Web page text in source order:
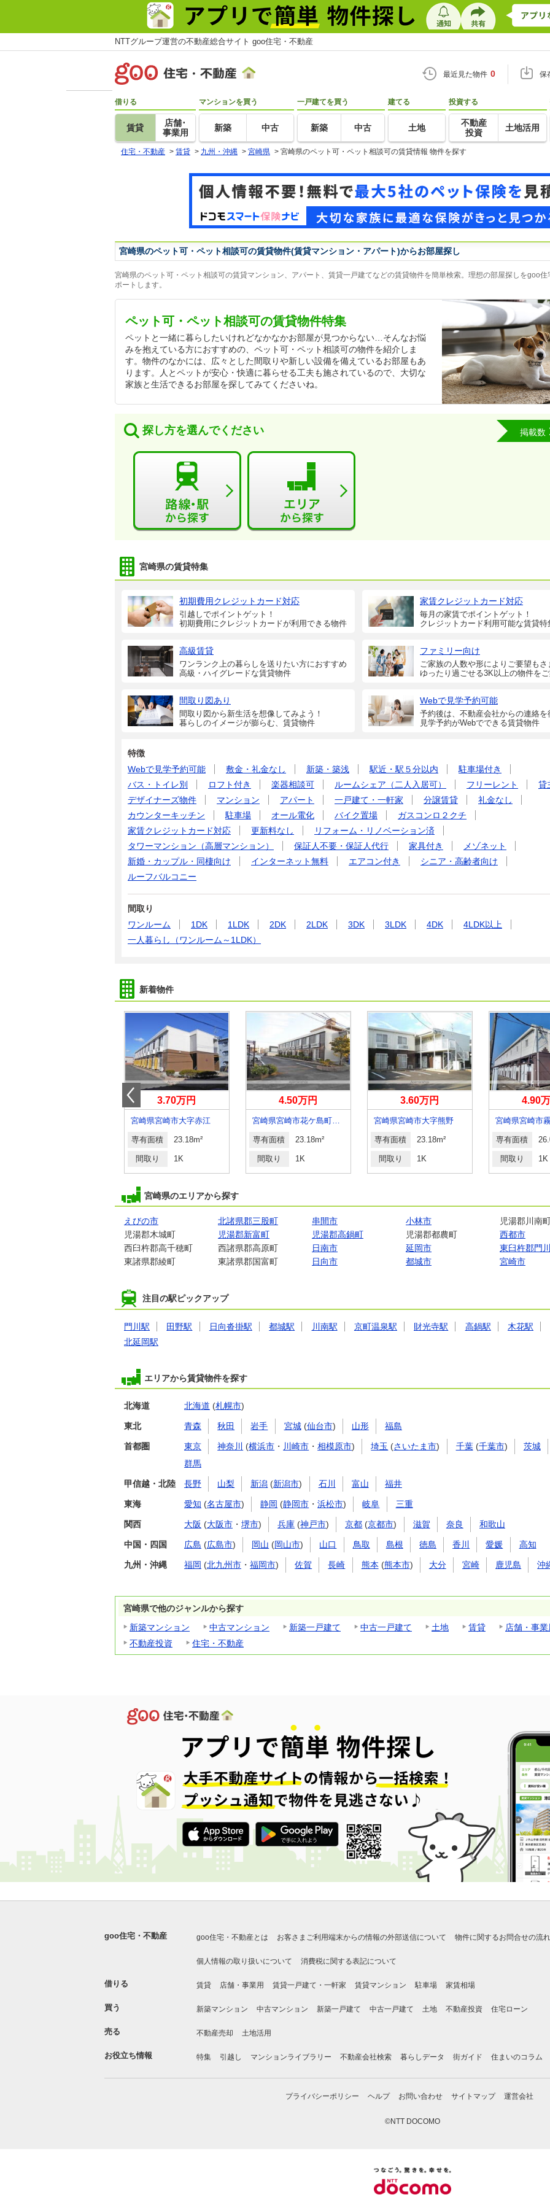
NTTグループ運営の不動産総合サイト goo住宅・不動産
最近見た物件 0 保
借りる
賃貸
店舗･
事業用
マンションを買う
新築 中古
一戸建てを買う
新築 中古
建てる
土地
投資する
不動産
投資
土地活用
住宅・不動産 > 賃貸 > 九州・沖縄 > 宮崎県 > 宮崎県のペット可・ペット相談可の賃貸情報 物件を探す
宮崎県のペット可・ペット相談可の賃貸物件(賃貸マンション・アパート)からお部屋探し
宮崎県のペット可・ペット相談可の賃貸マンション、アパート、賃貸一戸建てなどの賃貸物件を簡単検索。理想の部屋探しをgoo住
ポートします。
ペット可・ペット相談可の賃貸物件特集
ペットと一緒に暮らしたいけれどなかなかお部屋が見つからない…そんなお悩
みを抱えている方におすすめの、ペット可・ペット相談可の物件を紹介しま
す。物件のなかには、広々とした間取りや新しい設備を備えているお部屋もあ
ります。人とペットが安心・快適に暮らせる工夫も施されているので、大切な
家族と生活できるお部屋を探してみてくださいね。
探し方を選んでください 掲載数
宮崎県の賃貸特集
初期費用クレジットカード対応
引越しでポイントゲット！
初期費用にクレジットカードが利用できる物件
家賃クレジットカード対応
毎月の家賃でポイントゲット！
クレジットカード利用可能な賃貸特
高級賃貸
ワンランク上の暮らしを送りたい方におすすめ
高級・ハイグレードな賃貸物件
ファミリー向け
ご家族の人数や形によりご要望もさ
ゆったり過ごせる3K以上の物件をご
間取り図あり
間取り図から新生活を想像してみよう！
暮らしのイメージが膨らむ、賃貸物件
Webで見学予約可能
予約後は、不動産会社からの連絡を
見学予約がWebでできる賃貸物件
特徴
Webで見学予約可能
敷金・礼金なし 新築・築浅 駅近・駅５分以内
駐車場付き
バス・トイレ別
ロフト付き 楽器相談可 ルームシェア（二人入居可） フリーレント
貸
デザイナーズ物件
マンション アパート 一戸建て・一軒家 分譲賃貸
礼金なし
カウンターキッチン
駐車場 オール電化 バイク置場
ガスコンロ２クチ
家賃クレジットカード対応
更新料なし
リフォーム・リノベーション済
タワーマンション（高層マンション）
保証人不要・保証人代行 家具付き
メゾネット
新婚・カップル・同棲向け
インターネット無料 エアコン付き
シニア・高齢者向け
ルーフバルコニー
間取り
ワンルーム
1DK 1LDK 2DK 2LDK 3DK 3LDK 4DK
4LDK以上
一人暮らし（ワンルーム～1LDK）
新着物件
3.70万円
宮崎県宮崎市大字赤江
専有面積 23.18m²
間取り 1K
4.50万円
宮崎県宮崎市花ケ島町笹原
専有面積 23.18m²
間取り 1K
3.60万円
宮崎県宮崎市大字熊野
専有面積 23.18m²
間取り 1K
4.90
宮崎県宮崎市
専有面積
間取り 1K
宮崎県のエリアから探す
えびの市 北諸県郡三股町 串間市 小林市
児湯郡川南
児湯郡木城町
児湯郡新富町 児湯郡高鍋町 児湯郡都農町
西都市
西臼杵郡高千穂町
西諸県郡高原町 日南市 延岡市
東臼杵郡門
東諸県郡綾町
東諸県郡国富町 日向市 都城市 宮崎市
注目の駅ピックアップ
門川駅 田野駅 日向沓掛駅 都城駅 川南駅 京町温泉駅 財光寺駅 高鍋駅
木花駅
北延岡駅
エリアから賃貸物件を探す
北海道 北海道 (札幌市)
東北 青森 秋田 岩手 宮城(仙台市) 山形 福島
首都圏 東京 神奈川 (横浜市 ・ 川崎市 ・相模原市) 埼玉 (さいたま市) 千葉(千葉市) 茨城
群馬
甲信越・北陸 長野 山梨 新潟 (新潟市) 石川 富山 福井
東海 愛知 (名古屋市) 静岡 (静岡市 ・浜松市) 岐阜 三重
関西 大阪 (大阪市 ・ 堺市) 兵庫 (神戸市) 京都 (京都市) 滋賀 奈良 和歌山
中国・四国 広島 (広島市) 岡山 (岡山市) 山口 鳥取 島根 徳島 香川 愛媛 高知
九州・沖縄 福岡 (北九州市 ・ 福岡市) 佐賀 長崎 熊本 (熊本市) 大分 宮崎 鹿児島 沖
宮崎県で他のジャンルから探す
新築マンション
中古マンション 新築一戸建て 中古一戸建て 土地 賃貸
店舗・事業
不動産投資
住宅・不動産
goo住宅・不動産 goo住宅・不動産とは お客さまご利用端末からの情報の外部送信について 物件に関するお問合せの流れ
個人情報の取り扱いについて 消費税に関する表記について
借りる 賃貸 店舗・事業用 賃貸一戸建て・一軒家 賃貸マンション 駐車場 家賃相場
買う 新築マンション 中古マンション 新築一戸建て 中古一戸建て 土地 不動産投資 住宅ローン
売る 不動産売却 土地活用
お役立ち情報 特集 引越し マンションライブラリー 不動産会社検索 暮らしデータ 街ガイド 住まいのコラム
プライバシーポリシー ヘルプ お問い合わせ サイトマップ 運営会社
©NTT DOCOMO